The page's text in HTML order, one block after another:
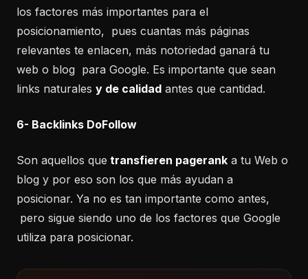
los factores más importantes para el
posicionamiento, pues cuantas más páginas
relevantes te enlacen, más notoriedad ganará tu
web o blog para Google. Es importante que sean
links naturales y de calidad antes que cantidad.
6- Backlinks DoFollow
Son aquellos que transfieren pagerank a tu Web o
blog y por eso son los que más ayudan a
posicionar. Ya no es tan importante como antes,
pero sigue siendo uno de los factores que Google
utiliza para posicionar.